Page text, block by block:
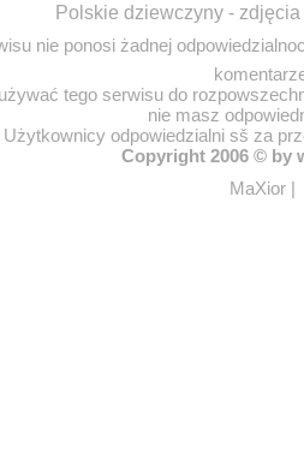
Polskie dziewczyny -
nie ponosi żadnej
tego serwisu do
nie masz
Użytkownicy odpowiedzialni sš za
Copyright 2006 © by
MaXior |